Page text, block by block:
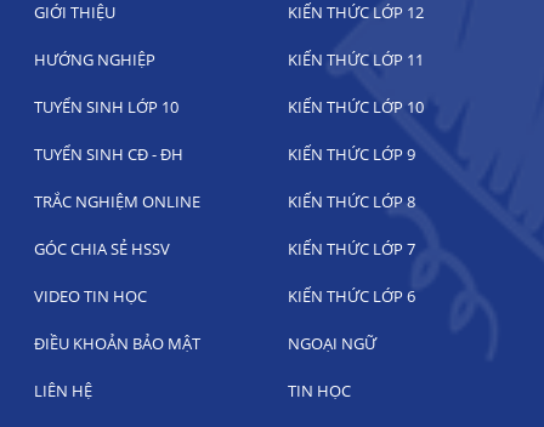
GIỚI THIỆU KIẾN THỨC LỚP 12
HƯỚNG NGHIỆP KIẾN THỨC LỚP 11
TUYỂN SINH LỚP 10 KIẾN THỨC LỚP 10
TUYỂN SINH CĐ - ĐH KIẾN THỨC LỚP 9
TRẮC NGHIỆM ONLINE KIẾN THỨC LỚP 8
GÓC CHIA SẺ HSSV KIẾN THỨC LỚP 7
VIDEO TIN HỌC KIẾN THỨC LỚP 6
ĐIỀU KHOẢN BẢO MẬT NGOẠI NGỮ
LIÊN HỆ TIN HỌC